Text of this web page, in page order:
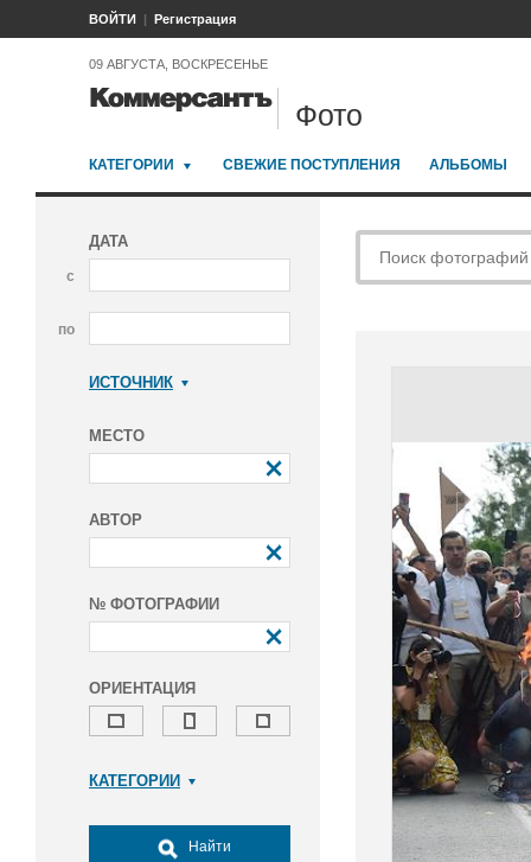
ВОЙТИ Регистрация
09 АВГУСТА, ВОСКРЕСЕНЬЕ
Фото
КАТЕГОРИИ СВЕЖИЕ ПОСТУПЛЕНИЯ АЛЬБОМЫ
ДАТА
с
по
ИСТОЧНИК
МЕСТО
АВТОР
№ ФОТОГРАФИИ
ОРИЕНТАЦИЯ
КАТЕГОРИИ
Досуг, туризм и отдых
Найти